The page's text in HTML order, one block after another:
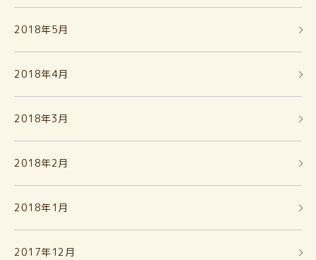
2018年5月
2018年4月
2018年3月
2018年2月
2018年1月
2017年12月